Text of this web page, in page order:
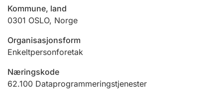
Ektepaktveileder
Offentlig sektor
Kommune, land
0301 OSLO, Norge
Organisasjonsform
Enkeltpersonforetak
Næringskode
62.100 Dataprogrammeringstjenester